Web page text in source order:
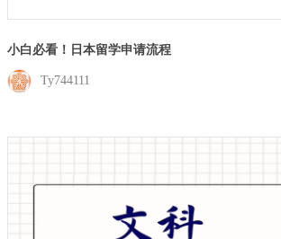
小白必看！日本留学申请流程
Ty744111